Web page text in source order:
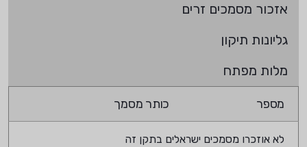
אזכור מסמכים זרים
גליונות תיקון
מלות מפתח
מספר כותר מסמך
לא אוזכרו מסמכים ישראלים בתקן זה